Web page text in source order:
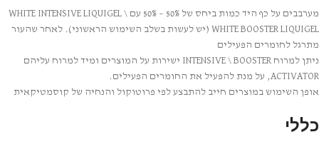
מערבבים על כף היד כמות ביחס של 50% – 50% עם WHITE INTENSIVE LIQUIGEL \
WHITE BOOSTER LIQUIGEL (יש לעשות בשלב השימוש הראשוני). לאחר שהעור
מתרגל לחומרים הפעילים
ניתן למרוח INTENSIVE \ BOOSTER ישירות על המוצרים ומיד למרוח עליהם
ACTIVATOR, על מנת להפעיל את החומרים הפעילים.
אופן השימוש במוצרים חייב להתבצע לפי פרוטוקול והנחיה של קוסמטיקאית
כללי